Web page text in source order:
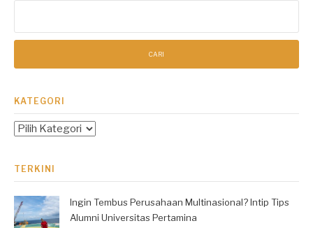
KATEGORI
Kategori
TERKINI
Ingin Tembus Perusahaan Multinasional? Intip Tips
Alumni Universitas Pertamina